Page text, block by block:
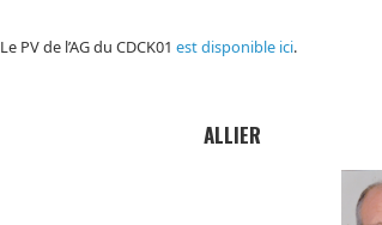
Le PV de l’AG du CDCK01est disponible ici.
ALLIER